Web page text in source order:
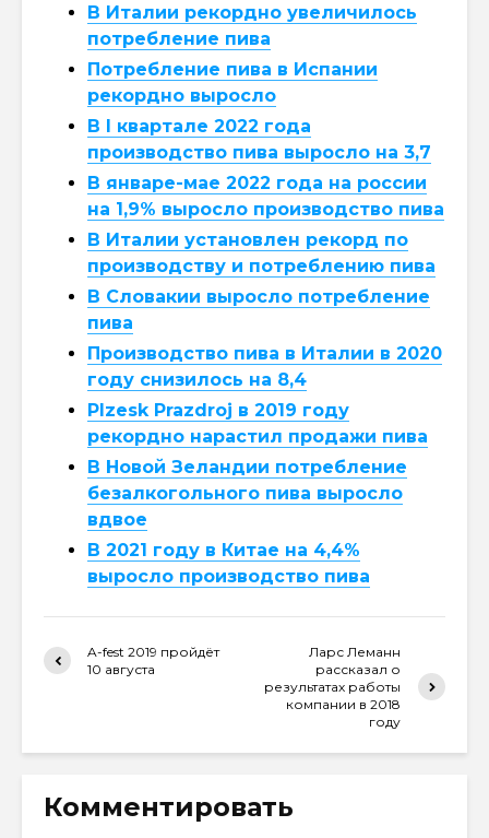
В Италии рекордно увеличилось
потребление пива
Потребление пива в Испании
рекордно выросло
В I квартале 2022 года
производство пива выросло на 3,7
В январе-мае 2022 года на россии
на 1,9% выросло производство пива
В Италии установлен рекорд по
производству и потреблению пива
В Словакии выросло потребление
пива
Производство пива в Италии в 2020
году снизилось на 8,4
Plzesk Prazdroj в 2019 году
рекордно нарастил продажи пива
В Новой Зеландии потребление
безалкогольного пива выросло
вдвое
В 2021 году в Китае на 4,4%
выросло производство пива
A-fest 2019 пройдёт
10 августа
Ларс Леманн
рассказал о
результатах работы
компании в 2018
году
Комментировать